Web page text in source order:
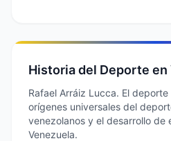
Historia del Deporte en
Rafael Arráiz Lucca. El
orígenes universales del
venezolanos y el desarrollo de
Venezuela.